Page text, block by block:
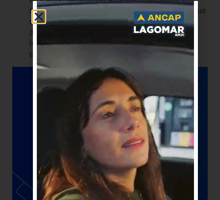
niveles, instruyendo de los riesgos y perjuicios que
ocasiona el uso. Proceder con el mayor
diligenciamiento posible en la aprobación de
legislación respecto a la importación, control,
prevención y uso de todo material pirotécnico.